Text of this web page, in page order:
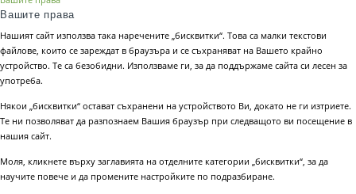
Вашите права
Нашият сайт използва така наречените „бисквитки“. Това са малки текстови
файлове, които се зареждат в браузъра и се съхраняват на Вашето крайно
устройство. Те са безобидни. Използваме ги, за да поддържаме сайта си лесен за
употреба.
Някои „бисквитки“ остават съхранени на устройството Ви, докато не ги изтриете.
Те ни позволяват да разпознаем Вашия браузър при следващото ви посещение в
нашия сайт.
Моля, кликнете върху заглавията на отделните категории „бисквитки“, за да
научите повече и да промените настройките по подразбиране.